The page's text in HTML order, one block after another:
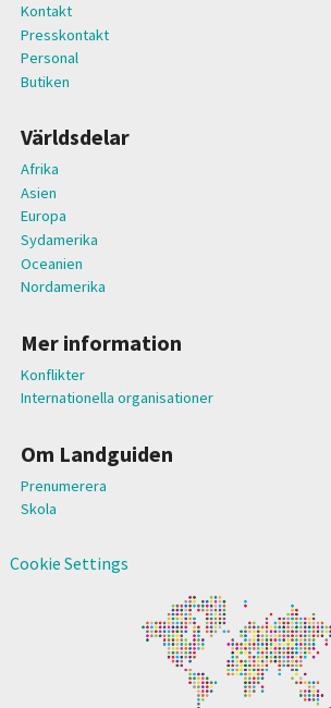
Kontakt
Presskontakt
Personal
Butiken
Världsdelar
Afrika
Asien
Europa
Sydamerika
Oceanien
Nordamerika
Mer information
Konflikter
Internationella organisationer
Om Landguiden
Prenumerera
Skola
Cookie Settings